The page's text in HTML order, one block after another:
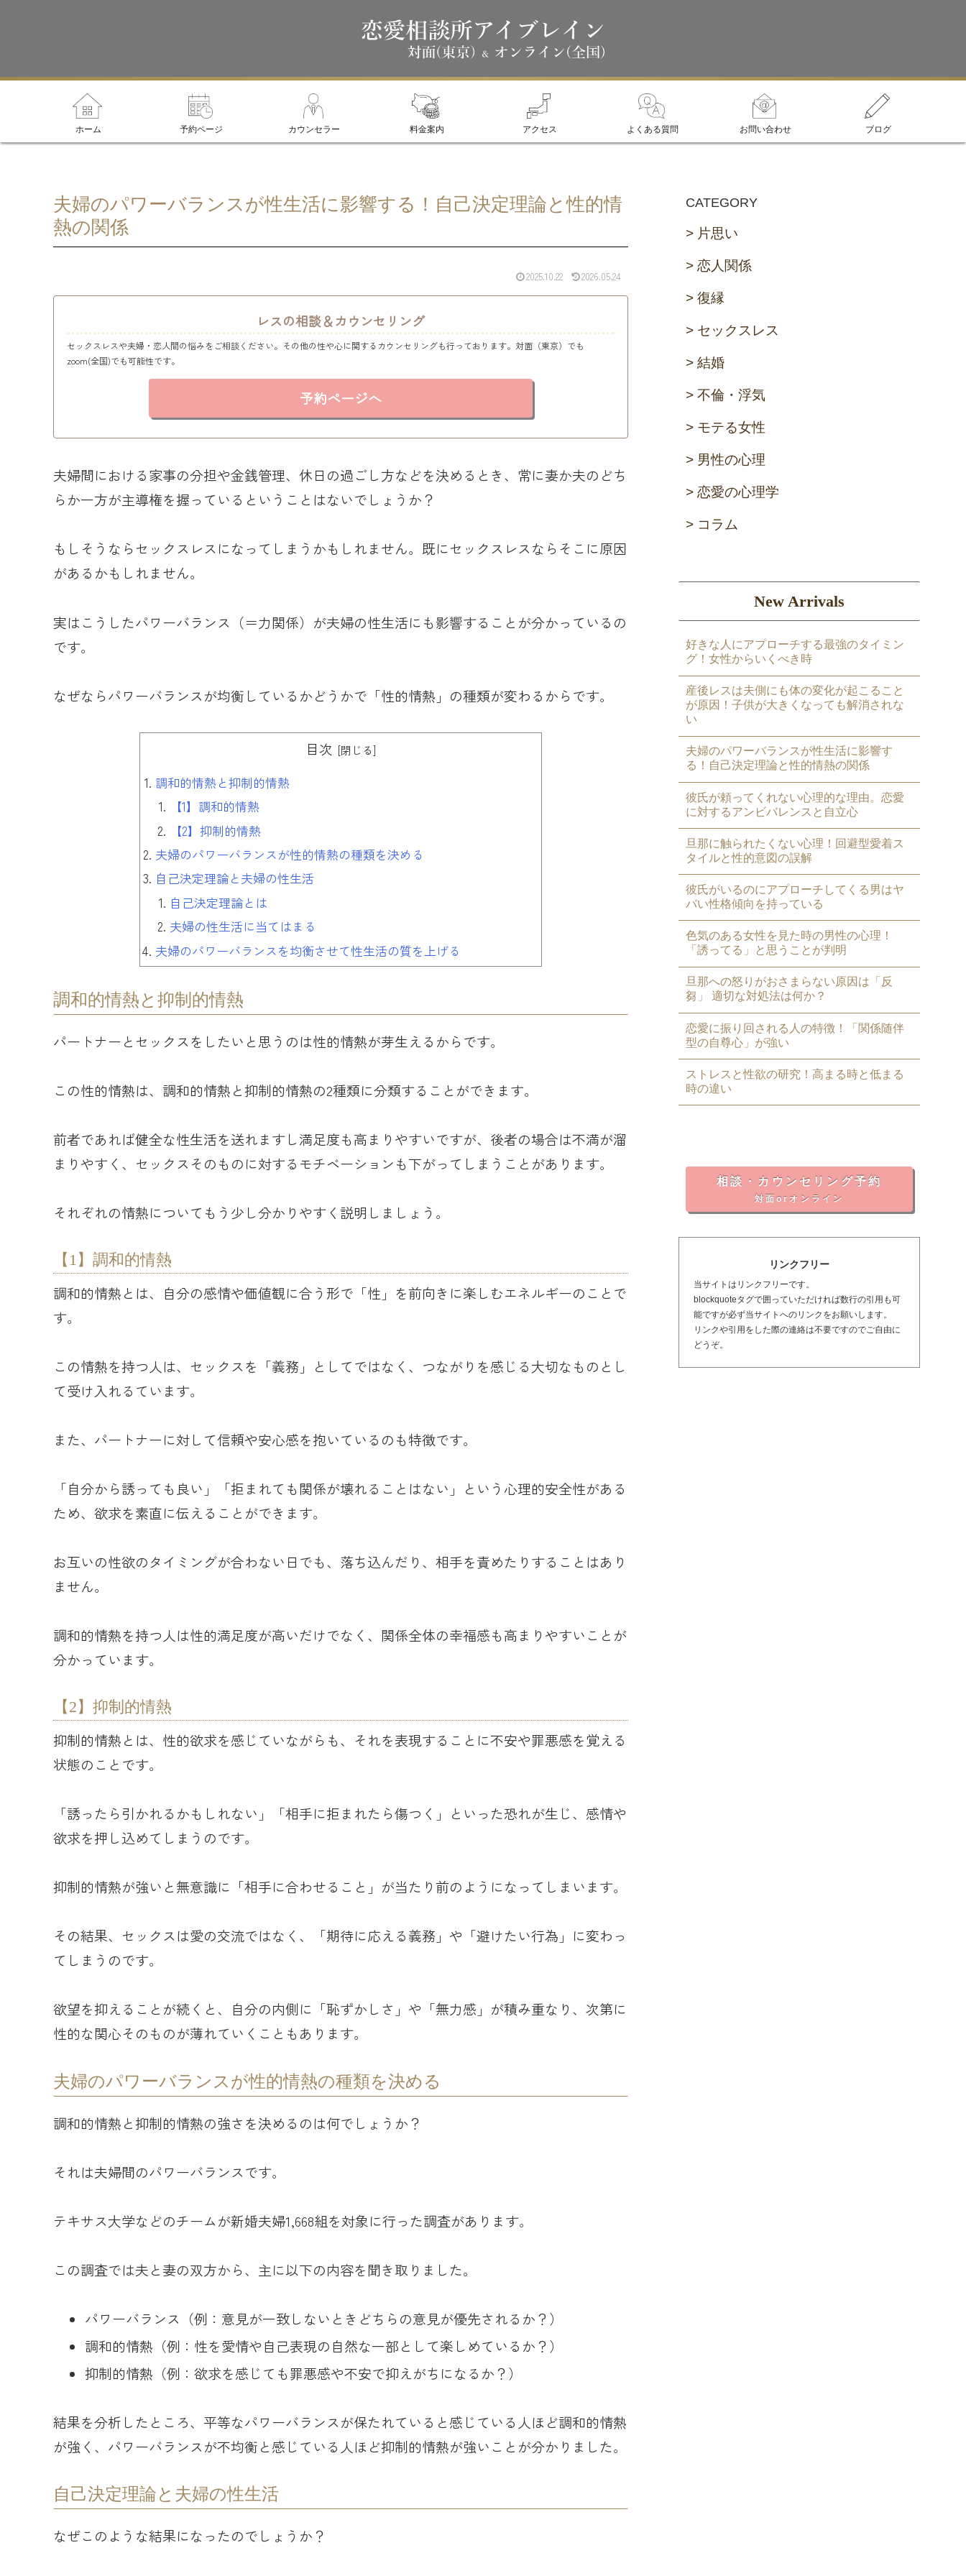
ホーム 予約ページ カウンセラー 料金案内 アクセス よくある質問 お問い合わせ ブログ
夫婦のパワーバランスが性生活に影響する！自己決定理論と性的情
熱の関係
2025.10.22 2026.05.24
レスの相談＆カウンセリング
セックスレスや夫婦・恋人間の悩みをご相談ください。その他の性や心に関するカウンセリングも行っております。対面（東京）でも
zoom(全国)でも可能性です。
予約ページへ
夫婦間における家事の分担や金銭管理、休日の過ごし方などを決めるとき、常に妻か夫のどち
らか一方が主導権を握っているということはないでしょうか？
もしそうならセックスレスになってしまうかもしれません。既にセックスレスならそこに原因
があるかもしれません。
実はこうしたパワーバランス（＝力関係）が夫婦の性生活にも影響することが分かっているの
です。
なぜならパワーバランスが均衡しているかどうかで「性的情熱」の種類が変わるからです。
目次
調和的情熱と抑制的情熱
【1】調和的情熱
【2】抑制的情熱
夫婦のパワーバランスが性的情熱の種類を決める
自己決定理論と夫婦の性生活
自己決定理論とは
夫婦の性生活に当てはまる
夫婦のパワーバランスを均衡させて性生活の質を上げる
調和的情熱と抑制的情熱
パートナーとセックスをしたいと思うのは性的情熱が芽生えるからです。
この性的情熱は、調和的情熱と抑制的情熱の2種類に分類することができます。
前者であれば健全な性生活を送れますし満足度も高まりやすいですが、後者の場合は不満が溜
まりやすく、セックスそのものに対するモチベーションも下がってしまうことがあります。
それぞれの情熱についてもう少し分かりやすく説明しましょう。
【1】調和的情熱
調和的情熱とは、自分の感情や価値観に合う形で「性」を前向きに楽しむエネルギーのことで
す。
この情熱を持つ人は、セックスを「義務」としてではなく、つながりを感じる大切なものとし
て受け入れるています。
また、パートナーに対して信頼や安心感を抱いているのも特徴です。
「自分から誘っても良い」「拒まれても関係が壊れることはない」という心理的安全性がある
ため、欲求を素直に伝えることができます。
お互いの性欲のタイミングが合わない日でも、落ち込んだり、相手を責めたりすることはあり
ません。
調和的情熱を持つ人は性的満足度が高いだけでなく、関係全体の幸福感も高まりやすいことが
分かっています。
【2】抑制的情熱
抑制的情熱とは、性的欲求を感じていながらも、それを表現することに不安や罪悪感を覚える
状態のことです。
「誘ったら引かれるかもしれない」「相手に拒まれたら傷つく」といった恐れが生じ、感情や
欲求を押し込めてしまうのです。
抑制的情熱が強いと無意識に「相手に合わせること」が当たり前のようになってしまいます。
その結果、セックスは愛の交流ではなく、「期待に応える義務」や「避けたい行為」に変わっ
てしまうのです。
欲望を抑えることが続くと、自分の内側に「恥ずかしさ」や「無力感」が積み重なり、次第に
性的な関心そのものが薄れていくこともあります。
夫婦のパワーバランスが性的情熱の種類を決める
調和的情熱と抑制的情熱の強さを決めるのは何でしょうか？
それは夫婦間のパワーバランスです。
テキサス大学などのチームが新婚夫婦1,668組を対象に行った調査があります。
この調査では夫と妻の双方から、主に以下の内容を聞き取りました。
パワーバランス（例：意見が一致しないときどちらの意見が優先されるか？）
調和的情熱（例：性を愛情や自己表現の自然な一部として楽しめているか？）
抑制的情熱（例：欲求を感じても罪悪感や不安で抑えがちになるか？）
結果を分析したところ、平等なパワーバランスが保たれていると感じている人ほど調和的情熱
が強く、パワーバランスが不均衡と感じている人ほど抑制的情熱が強いことが分かりました。
自己決定理論と夫婦の性生活
なぜこのような結果になったのでしょうか？
CATEGORY
片思い
恋人関係
復縁
セックスレス
結婚
不倫・浮気
モテる女性
男性の心理
恋愛の心理学
コラム
New Arrivals
好きな人にアプローチする最強のタイミン
グ！女性からいくべき時
産後レスは夫側にも体の変化が起こること
が原因！子供が大きくなっても解消されな
い
夫婦のパワーバランスが性生活に影響す
る！自己決定理論と性的情熱の関係
彼氏が頼ってくれない心理的な理由。恋愛
に対するアンビバレンスと自立心
旦那に触られたくない心理！回避型愛着ス
タイルと性的意図の誤解
彼氏がいるのにアプローチしてくる男はヤ
バい性格傾向を持っている
色気のある女性を見た時の男性の心理！
「誘ってる」と思うことが判明
旦那への怒りがおさまらない原因は「反
芻」 適切な対処法は何か？
恋愛に振り回される人の特徴！「関係随伴
型の自尊心」が強い
ストレスと性欲の研究！高まる時と低まる
時の違い
相談・カウンセリング予約
対面orオンライン
リンクフリー
当サイトはリンクフリーです。
blockquoteタグで囲っていただければ数行の引用も可
能ですが必ず当サイトへのリンクをお願いします。
リンクや引用をした際の連絡は不要ですのでご自由に
どうぞ。